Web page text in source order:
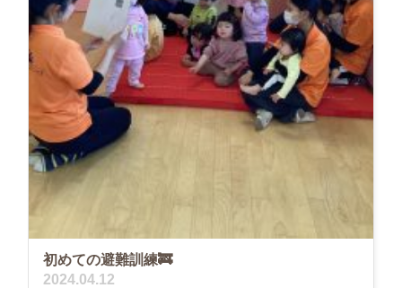
初めての避難訓練🚒
2024.04.12